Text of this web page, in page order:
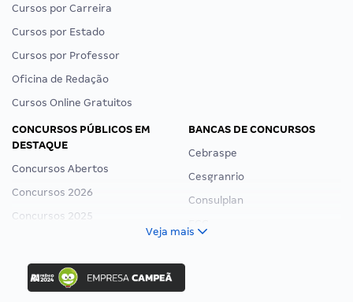
Cursos por Carreira
Cursos por Estado
Cursos por Professor
Oficina de Redação
Cursos Online Gratuitos
CONCURSOS PÚBLICOS EM
DESTAQUE
Concursos Abertos
Concursos 2026
Concursos 2025
Concurso Ibama
Concurso MPU
BANCAS DE CONCURSOS
Cebraspe
Cesgranrio
Consulplan
Veja mais